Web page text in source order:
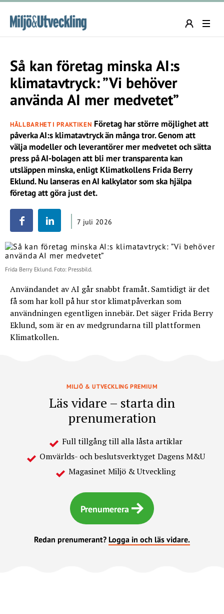
Så kan företag minska AI:s
klimatavtryck: ”Vi behöver
använda AI mer medvetet”
HÅLLBARHET I PRAKTIKEN Företag har större möjlighet att
påverka AI:s klimatavtryck än många tror. Genom att
välja modeller och leverantörer mer medvetet och sätta
press på AI-bolagen att bli mer transparenta kan
utsläppen minska, enligt Klimatkollens Frida Berry
Eklund. Nu lanseras en AI kalkylator som ska hjälpa
företag att göra just det.
7 juli 2026
Frida Berry Eklund. Foto: Pressbild.
Användandet av AI går snabbt framåt. Samtidigt är det
få som har koll på hur stor klimatpåverkan som
användningen egentligen innebär. Det säger Frida Berry
Eklund, som är en av medgrundarna till plattformen
Klimatkollen.
MILJÖ & UTVECKLING PREMIUM
Läs vidare – starta din
prenumeration
Full tillgång till alla låsta artiklar
Omvärlds- och beslutsverktyget Dagens M&U
Magasinet Miljö & Utveckling
Prenumerera
Redan prenumerant? Logga in och läs vidare.